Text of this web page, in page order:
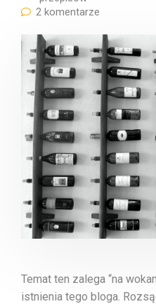
2 komentarze
Temat ten zalega “na
istnienia tego bloga.